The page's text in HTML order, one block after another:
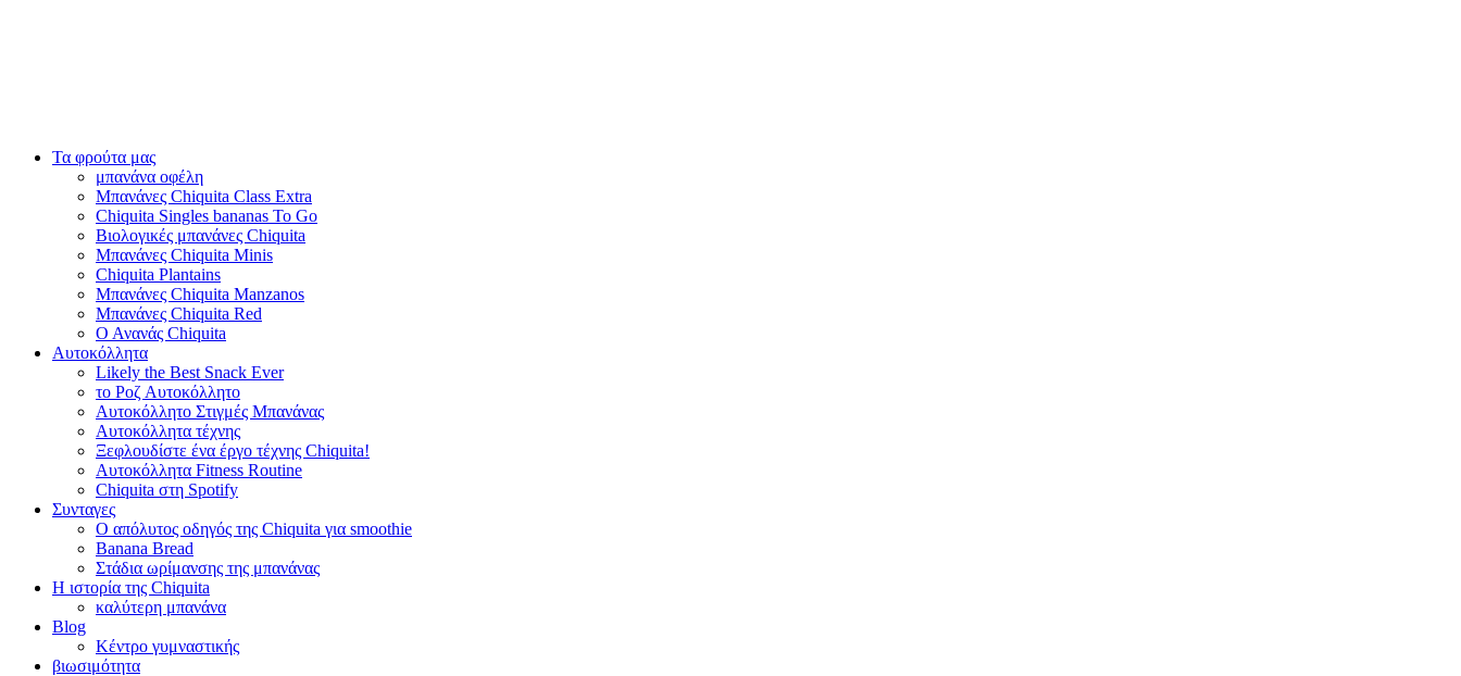
Τα φρούτα μας
μπανάνα οφέλη
Μπανάνες Chiquita Class Extra
Chiquita Singles bananas To Go
Βιολογικές μπανάνες Chiquita
Μπανάνες Chiquita Minis
Chiquita Plantains
Μπανάνες Chiquita Manzanos
Μπανάνες Chiquita Red
Ο Ανανάς Chiquita
Αυτοκόλλητα
Likely the Best Snack Ever
το Ροζ Αυτοκόλλητο
Αυτοκόλλητο Στιγμές Μπανάνας
Αυτοκόλλητα τέχνης
Ξεφλουδίστε ένα έργο τέχνης Chiquita!
Αυτοκόλλητα Fitness Routine
Chiquita στη Spotify
Συνταγες
Ο απόλυτος οδηγός της Chiquita για smoothie
Banana Bread
Στάδια ωρίμανσης της μπανάνας
Η ιστορία της Chiquita
καλύτερη μπανάνα
Blog
Κέντρο γυμναστικής
βιωσιμότητα